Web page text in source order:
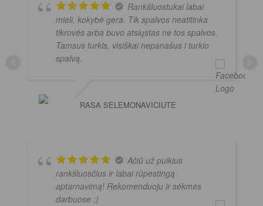
Rankšluostukai labai
mieli, kokybė gera. Tik spalvos neatitinka
tikrovės arba buvo atsiųstas ne tos spalvos.
Tamsus turkis, visiškai nepanašus i turkio
spalvą.
RASA SELEMONAVICIUTE
Ačiū už puikius
rankšluosčius ir labai rūpestingą
aptarnavimą! Rekomenduoju ir sėkmės
darbuose :)